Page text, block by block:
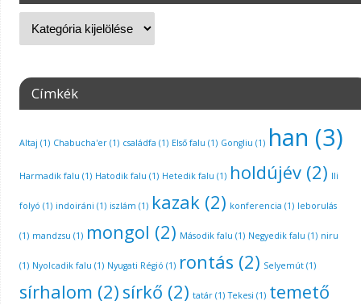
Címkék
Altaj (1) Chabucha'er(1) családfa (1) Első falu (1) Gongliu (1) han (3)
Harmadik falu (1) Hatodik falu (1) Hetedik falu (1) holdújév(2) Ili
folyó (1) indoiráni (1) iszlám (1) kazak(2) konferencia (1) leborulás
(1) mandzsu (1) mongol (2) Második falu (1) Negyedik falu (1) niru
(1) Nyolcadik falu (1) Nyugati Régió (1) rontás (2) Selyemút(1)
sírhalom (2) sírkő (2) tatár(1) Tekesi (1) temető